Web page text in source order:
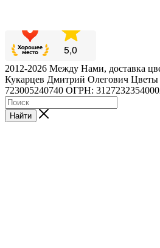
2012-2026 Между Нами, доставка
Кукарцев Дмитрий Олегович
723005240740 ОГРН:
Найти